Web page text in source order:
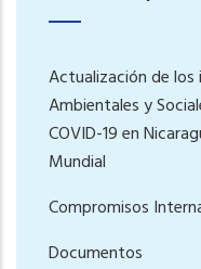
Actualización de
Ambientales y
COVID-19 en
Mundial
Compromisos
Documentos